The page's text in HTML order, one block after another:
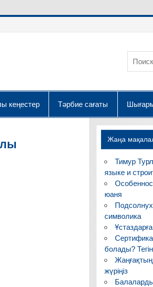
кеңестер Тәрбие сағаты
Жаңа
Тимур
языке и
юаня
символика
болады?
жүріңіз